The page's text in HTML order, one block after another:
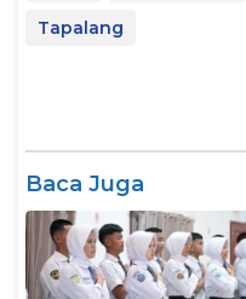
Tapalang
Baca Juga